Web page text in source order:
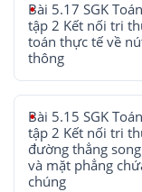
Bài 5.17 SGK
tập 2 Kết nối tri
toán thực tế về
thông
Bài 5.15 SGK
tập 2 Kết nối tri
đường thẳng
và mặt phẳng
chúng